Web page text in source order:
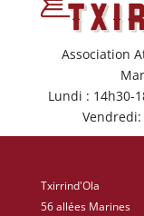
Association
Lundi : 14h30-
Txirrind'Ola
56 allées Marines